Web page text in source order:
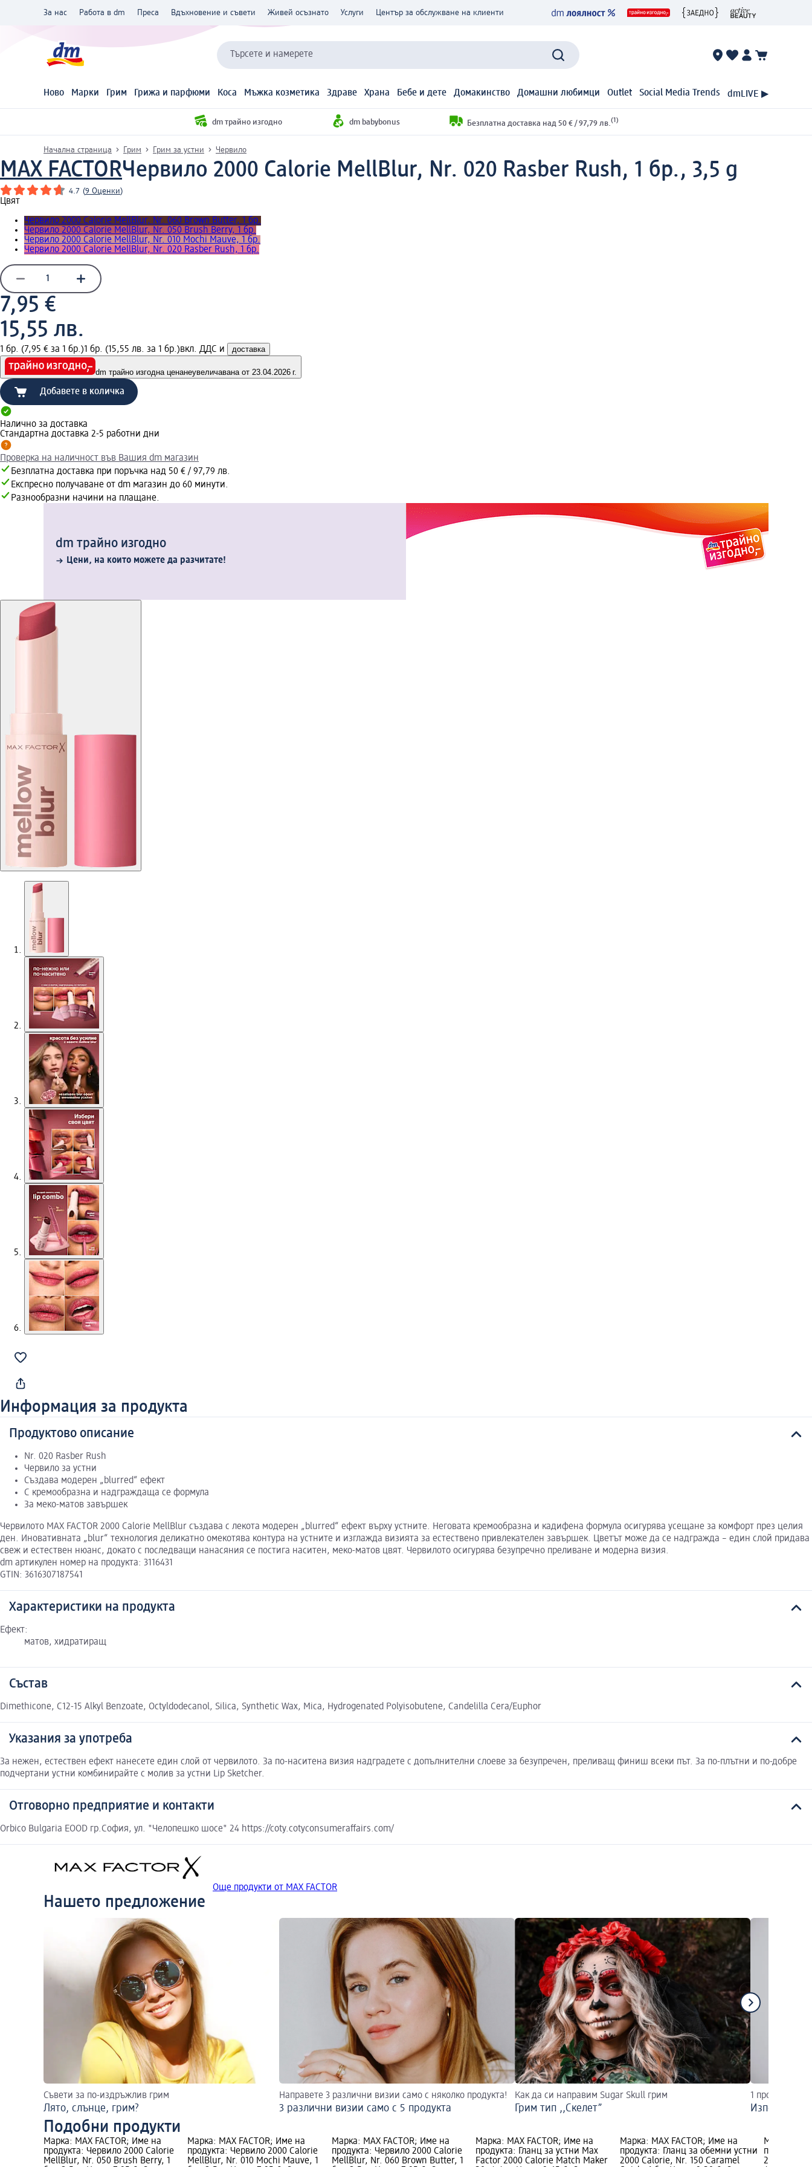
За нас Работа в dm Преса Вдъхновение и съвети Живей осъзнато Услуги Център за обслужване на клиенти
Търсете и намерете
Ново Марки Грим Грижа и парфюми Коса Мъжка козметика Здраве Храна Бебе и дете Домакинство Домашни любимци Outlet Social Media Trends dmLIVE ▶
dm трайно изгодно dm babybonus Безплатна доставка над 50 € / 97,79 лв. (1)
Начална страница Грим Грим за устни Червило
MAX FACTORЧервило 2000 Calorie MellBlur, Nr. 020 Rasber Rush, 1 бр., 3,5 g
4.7 (9 Оценки)
Цвят
Червило 2000 Calorie MellBlur, Nr. 060 Brown Butter, 1 бр.
Червило 2000 Calorie MellBlur, Nr. 050 Brush Berry, 1 бр.
Червило 2000 Calorie MellBlur, Nr. 010 Mochi Mauve, 1 бр.
Червило 2000 Calorie MellBlur, Nr. 020 Rasber Rush, 1 бр.
7,95 €
15,55 лв.
1 бр. (7,95 € за 1 бр.)1 бр. (15,55 лв. за 1 бр.)вкл. ДДС и доставка
dm трайно изгодна ценанеувеличавана от 23.04.2026 г.
Добавете в количка
Налично за доставка
Стандартна доставка 2-5 работни дни
Проверка на наличност във Вашия dm магазин
Безплатна доставка при поръчка над 50 € / 97,79 лв.
Експресно получаване от dm магазин до 60 минути.
Разнообразни начини на плащане.
dm трайно изгодно
Цени, на които можете да разчитате!
Информация за продукта
Продуктово описание
Nr. 020 Rasber Rush
Червило за устни
Създава модерен „blurred“ ефект
С кремообразна и надграждаща се формула
За меко-матов завършек
Червилото MAX FACTOR 2000 Calorie MellBlur създава с лекота модерен „blurred“ ефект върху устните. Неговата кремообразна и кадифена формула осигурява усещане за комфорт през целия
ден. Иновативната „blur“ технология деликатно омекотява контура на устните и изглажда визията за естествено привлекателен завършек. Цветът може да се надгражда – един слой придава
свеж и естествен нюанс, докато с последващи нанасяния се постига наситен, меко-матов цвят. Червилото осигурява безупречно преливане и модерна визия.
dm артикулен номер на продукта: 3116431
GTIN: 3616307187541
Характеристики на продукта
Ефект:
матов, хидратиращ
Състав
Dimethicone, C12-15 Alkyl Benzoate, Octyldodecanol, Silica, Synthetic Wax, Mica, Hydrogenated Polyisobutene, Candelilla Cera/Euphor
Указания за употреба
За нежен, естествен ефект нанесете един слой от червилото. За по-наситена визия надградете с допълнителни слоеве за безупречен, преливащ финиш всеки път. За по-плътни и по-добре
подчертани устни комбинирайте с молив за устни Lip Sketcher.
Отговорно предприятие и контакти
Orbico Bulgaria EOOD гр.София, ул. "Челопешко шосе" 24 https://coty.cotyconsumeraffairs.com/
Още продукти от MAX FACTOR
Нашето предложение
Съвети за по-издръжлив грим
Лято, слънце, грим?
Направете 3 различни визии само с няколко продукта!
3 различни визии само с 5 продукта
Как да си направим Sugar Skull грим
Грим тип ,,Скелет”
1 продукт, 3
Подобни продукти
Марка: MAX FACTOR; Име на
продукта: Червило 2000 Calorie
MellBlur, Nr. 050 Brush Berry, 1
Марка: MAX FACTOR; Име на
продукта: Червило 2000 Calorie
MellBlur, Nr. 010 Mochi Mauve, 1
Марка: MAX FACTOR; Име на
продукта: Червило 2000 Calorie
MellBlur, Nr. 060 Brown Butter, 1
Марка: MAX FACTOR; Име на
продукта: Гланц за устни Max
Factor 2000 Calorie Match Maker
Марка: MAX FACTOR; Име на
продукта: Гланц за обемни устни
2000 Calorie, Nr. 150 Caramel
Марка:
продукта:
2000